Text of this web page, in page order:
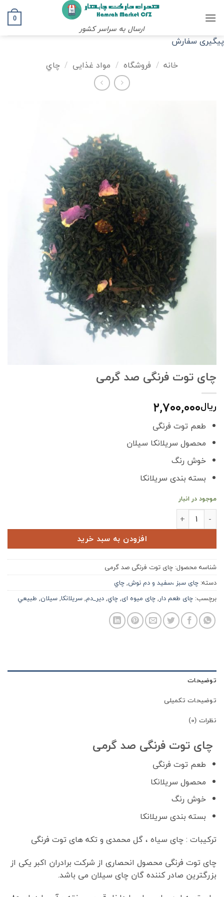
ارسال به سراسر کشور
0
پیگیری سفارش
خانه / فروشگاه / مواد غذایی / چاي
چای توت فرنگی صد گرمی
ریال۲,۷۰۰,۰۰۰
طعم توت فرنگی
محصول سریلانکا سیلان
خوش رنگ
بسته بندی سریلانکا
موجود در انبار
چای توت فرنگی صد گرمی عدد
افزودن به سبد خرید
شناسه محصول: چای توت فرنگی صد گرمی
دسته: چای سبز ،سفید و دم نوش,چاي
برچسب: چای طعم دار,چای میوه ای,چاي,دير_دم,سريلانكا,سيلان, طبيعي
توضیحات
توضیحات تکمیلی
نظرات (0)
چای توت فرنگی صد گرمی
طعم توت فرنگی
محصول سریلانکا
خوش رنگ
بسته بندی سریلانکا
ترکیبات : چای سیاه ، گل محمدی و تکه های توت فرنگی
چای توت فرنگی محصول انحصاری از شرکت برادران اکبر یکی از
بزرگترین صادر کننده گان چای سیلان می باشد.